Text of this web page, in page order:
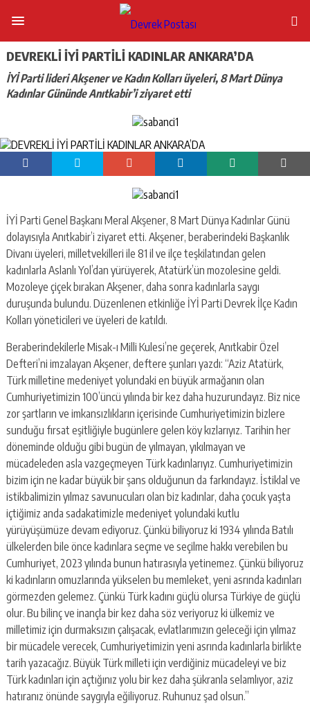
DEVREKLİ İYİ PARTİLİ KADINLAR ANKARA’DA
İYİ Parti lideri Akşener ve Kadın Kolları üyeleri, 8 Mart Dünya
Kadınlar Gününde Anıtkabir’i ziyaret etti
İYİ Parti Genel Başkanı Meral Akşener, 8 Mart Dünya Kadınlar Günü
dolayısıyla Anıtkabir’i ziyaret etti. Akşener, beraberindeki Başkanlık
Divanı üyeleri, milletvekilleri ile 81 il ve ilçe teşkilatından gelen
kadınlarla Aslanlı Yol’dan yürüyerek, Atatürk’ün mozolesine geldi.
Mozoleye çiçek bırakan Akşener, daha sonra kadınlarla saygı
duruşunda bulundu. Düzenlenen etkinliğe İYİ Parti Devrek İlçe Kadın
Kolları yöneticileri ve üyeleri de katıldı.
Beraberindekilerle Misak-ı Milli Kulesi’ne geçerek, Anıtkabir Özel
Defteri’ni imzalayan Akşener, deftere şunları yazdı: “Aziz Atatürk,
Türk milletine medeniyet yolundaki en büyük armağanın olan
Cumhuriyetimizin 100’üncü yılında bir kez daha huzurundayız. Biz nice
zor şartların ve imkansızlıkların içerisinde Cumhuriyetimizin bizlere
sunduğu fırsat eşitliğiyle bugünlere gelen köy kızlarıyız. Tarihin her
döneminde olduğu gibi bugün de yılmayan, yıkılmayan ve
mücadeleden asla vazgeçmeyen Türk kadınlarıyız. Cumhuriyetimizin
bizim için ne kadar büyük bir şans olduğunun da farkındayız. İstiklal ve
istikbalimizin yılmaz savunucuları olan biz kadınlar, daha çocuk yaşta
içtiğimiz anda sadakatimizle medeniyet yolundaki kutlu
yürüyüşümüze devam ediyoruz. Çünkü biliyoruz ki 1934 yılında Batılı
ülkelerden bile önce kadınlara seçme ve seçilme hakkı verebilen bu
Cumhuriyet, 2023 yılında bunun hatırasıyla yetinemez. Çünkü biliyoruz
ki kadınların omuzlarında yükselen bu memleket, yeni asrında kadınları
görmezden gelemez. Çünkü Türk kadını güçlü olursa Türkiye de güçlü
olur. Bu bilinç ve inançla bir kez daha söz veriyoruz ki ülkemiz ve
milletimiz için durmaksızın çalışacak, evlatlarımızın geleceği için yılmaz
bir mücadele verecek, Cumhuriyetimizin yeni asrında kadınlarla birlikte
tarih yazacağız. Büyük Türk milleti için verdiğiniz mücadeleyi ve biz
Türk kadınları için açtığınız yolu bir kez daha şükranla selamlıyor, aziz
hatıranız önünde saygıyla eğiliyoruz. Ruhunuz şad olsun.”